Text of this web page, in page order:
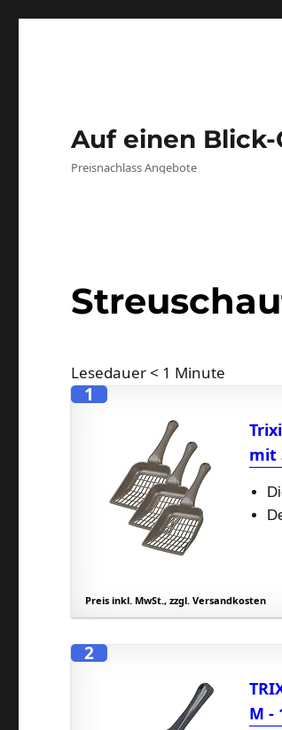
Auf einen
Preisnachlass Angebote
Lesedauer < 1 Minute
1
mit
Preis inkl. MwSt., zzgl. Versandkosten
2
M -